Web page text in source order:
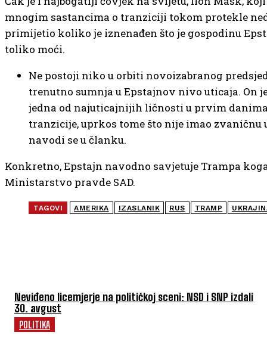
Neviđeno licemjerje na političkoj sceni: NSD i SNP izdali
30. avgust
POLITIKA
mnogim sastancima o tranziciji tokom protekle
primijetio koliko je iznenađen što je gospodinu
toliko moći.
Ne postoji niko u orbiti novoizabranog
trenutno sumnja u Epstajnov nivo uticaja. On
jedna od najuticajnijih ličnosti u prvim
tranzicije, uprkos tome što nije imao zvaničnu
navodi se u članku.
Konkretno, Epstajn navodno savjetuje Trampa
Ministarstvo pravde SAD.
TAGOVI AMERIKA IZASLANIK RUS TRAMP